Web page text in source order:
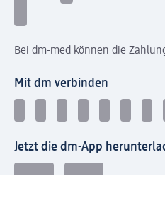
Bei dm-med können die
Mit dm verbinden
Jetzt die dm-App